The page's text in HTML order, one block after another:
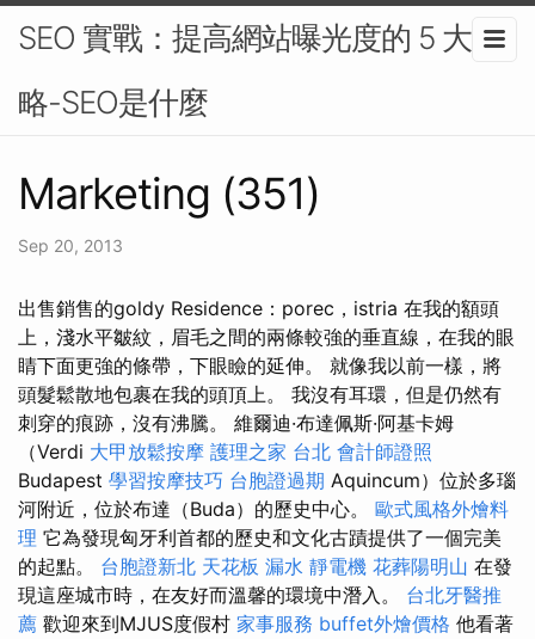
SEO 實戰：提高網站曝光度的 5 大策
略-SEO是什麼
Marketing (351)
Sep 20, 2013
出售銷售的goldy Residence：porec，istria 在我的額頭
上，淺水平皺紋，眉毛之間的兩條較強的垂直線，在我的眼
睛下面更強的條帶，下眼瞼的延伸。 就像我以前一樣，將
頭髮鬆散地包裹在我的頭頂上。 我沒有耳環，但是仍然有
刺穿的痕跡，沒有沸騰。 維爾迪·布達佩斯·阿基卡姆
（Verdi 大甲放鬆按摩 護理之家 台北 會計師證照
Budapest 學習按摩技巧 台胞證過期 Aquincum）位於多瑙
河附近，位於布達（Buda）的歷史中心。 歐式風格外燴料
理 它為發現匈牙利首都的歷史和文化古蹟提供了一個完美
的起點。 台胞證新北 天花板 漏水 靜電機 花葬陽明山 在發
現這座城市時，在友好而溫馨的環境中潛入。 台北牙醫推
薦 歡迎來到MJUS度假村 家事服務 buffet外燴價格 他看著